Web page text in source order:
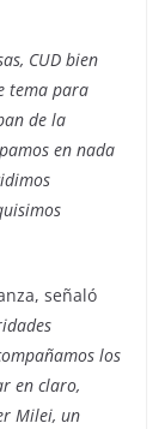
CUD bien
tema para
de la
en nada
señaló
los
en claro,
Milei, un